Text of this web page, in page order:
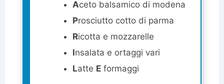
Aceto balsamico di modena
Prosciutto cotto di parma
Ricotta e mozzarelle
Insalata e ortaggi vari
Latte E formaggi